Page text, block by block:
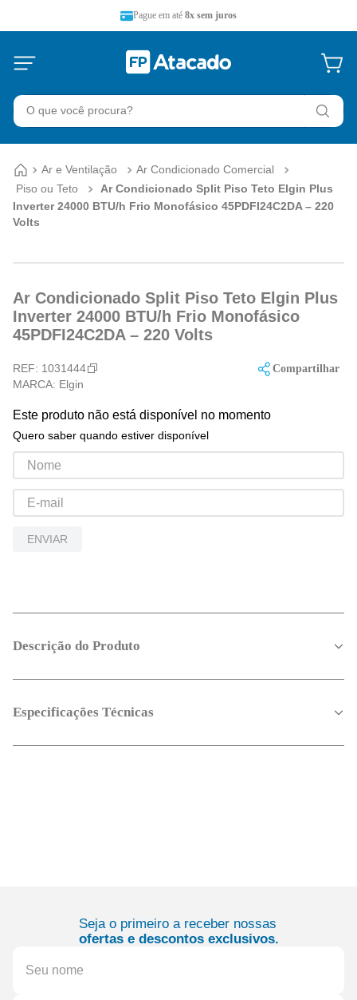
Pague em até 8x sem juros
O que você procura?
Ar e Ventilação
Ar Condicionado Comercial
Piso ou Teto
Ar Condicionado Split Piso Teto Elgin Plus
Inverter 24000 BTU/h Frio Monofásico 45PDFI24C2DA – 220
Volts
Ar Condicionado Split Piso Teto Elgin Plus
Inverter 24000 BTU/h Frio Monofásico
45PDFI24C2DA – 220 Volts
REF: 1031444
MARCA: Elgin
Compartilhar
Este produto não está disponível no momento
Quero saber quando estiver disponível
ENVIAR
Descrição do Produto
Especificações Técnicas
Seja o primeiro a receber nossas
ofertas e descontos exclusivos.